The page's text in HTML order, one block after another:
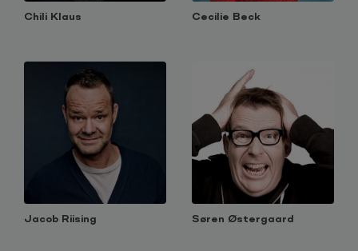
Chili Klaus Cecilie Beck
Jacob Riising Søren Østergaard